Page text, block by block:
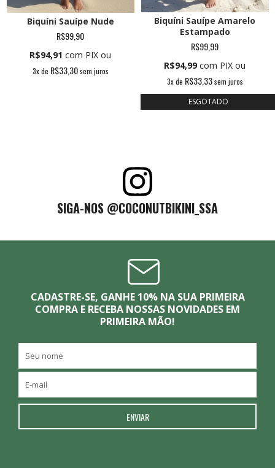
Biquíni Sauípe Nude
R$99,90
R$94,91 com PIX ou
3x de R$33,30sem juros
Biquíni Sauípe Amarelo
Estampado
R$99,99
R$94,99 com PIX ou
3x de R$33,33sem juros
ESGOTADO
SIGA-NOS @COCONUTBIKINI_SSA
CADASTRE-SE, GANHE 10% NA SUA PRIMEIRA
COMPRA E RECEBA NOSSAS NOVIDADES EM
PRIMEIRA MÃO!